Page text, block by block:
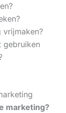
vrijmaken?
gebruiken
marketing?